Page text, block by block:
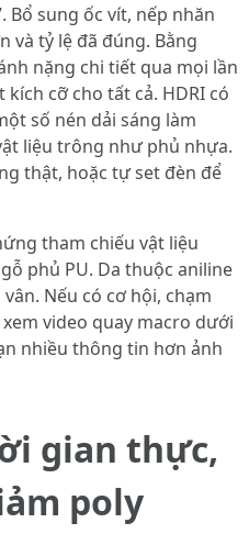
Bổ sung ốc vít, nếp nhăn
và tỷ lệ đã đúng. Bằng
nặng chi tiết qua mọi lần
cỡ cho tất cả. HDRI có
số nén dải sáng làm
liệu trông như phủ nhựa.
thật, hoặc tự set đèn để
tham chiếu vật liệu
phủ PU. Da thuộc aniline
Nếu có cơ hội, chạm
video quay macro dưới
nhiều thông tin hơn ảnh
gian thực,
poly